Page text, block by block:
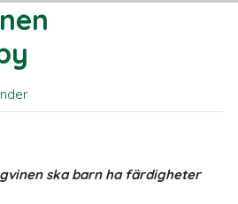
ska barn ha färdigheter